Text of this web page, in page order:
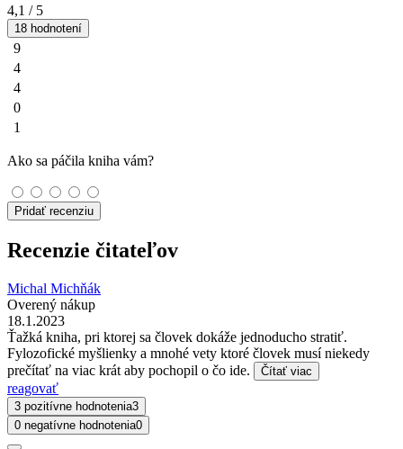
4,1 / 5
18 hodnotení
9
4
4
0
1
Ako sa páčila kniha vám?
Pridať recenziu
Recenzie čitateľov
Michal Michňák
Overený nákup
18.1.2023
Ťažká kniha, pri ktorej sa človek dokáže jednoducho stratiť.
Fylozofické myšlienky a mnohé vety ktoré človek musí niekedy
prečítať na viac krát aby pochopil o čo ide.
Čítať viac
reagovať
3 pozitívne hodnotenia3
0 negatívne hodnotenia0